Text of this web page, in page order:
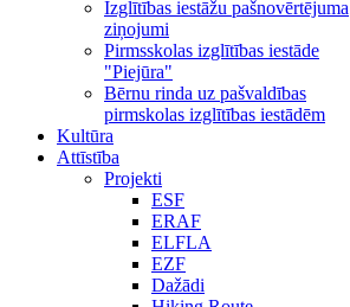
Izglītības iestāžu pašnovērtējuma
ziņojumi
Pirmsskolas izglītības iestāde
"Piejūra"
Bērnu rinda uz pašvaldības
pirmskolas izglītības iestādēm
Kultūra
Attīstība
Projekti
ESF
ERAF
ELFLA
EZF
Dažādi